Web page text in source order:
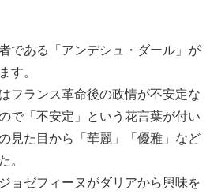
である「アンデシュ・ダール」が
す。
フランス革命後の政情が不安定な
で「不安定」という花言葉が付い
見た目から「華麗」「優雅」など
。
ョゼフィーヌがダリアから興味を